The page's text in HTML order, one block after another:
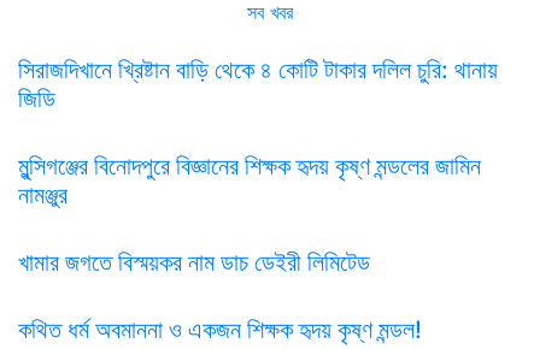
সব খবর
সিরাজদিখানে খ্রিষ্টান বাড়ি থেকে ৪ কোটি টাকার দলিল চুরি: থানায়
জিডি
মুন্সিগঞ্জের বিনোদপুরে বিজ্ঞানের শিক্ষক হৃদয় কৃষ্ণ মন্ডলের জামিন
নামঞ্জুর
খামার জগতে বিস্ময়কর নাম ডাচ ডেইরী লিমিটেড
কথিত ধর্ম অবমাননা ও একজন শিক্ষক হৃদয় কৃষ্ণ মন্ডল!